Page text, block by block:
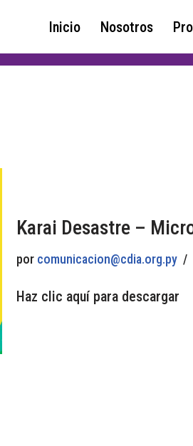
Inicio Nosotros
Karai Desastre –
por comunicacion@cdia.org.py
Haz clic aquí para descargar